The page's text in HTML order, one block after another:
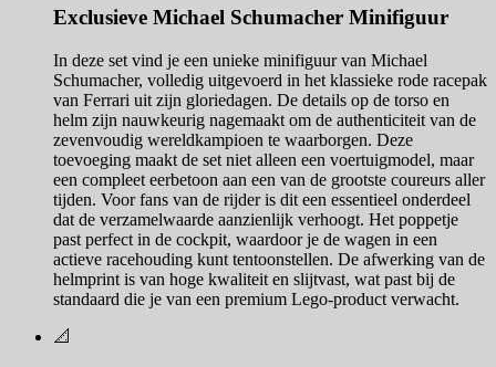
Exclusieve Michael Schumacher Minifiguur
In deze set vind je een unieke minifiguur van Michael
Schumacher, volledig uitgevoerd in het klassieke rode racepak
van Ferrari uit zijn gloriedagen. De details op de torso en
helm zijn nauwkeurig nagemaakt om de authenticiteit van de
zevenvoudig wereldkampioen te waarborgen. Deze
toevoeging maakt de set niet alleen een voertuigmodel, maar
een compleet eerbetoon aan een van de grootste coureurs aller
tijden. Voor fans van de rijder is dit een essentieel onderdeel
dat de verzamelwaarde aanzienlijk verhoogt. Het poppetje
past perfect in de cockpit, waardoor je de wagen in een
actieve racehouding kunt tentoonstellen. De afwerking van de
helmprint is van hoge kwaliteit en slijtvast, wat past bij de
standaard die je van een premium Lego-product verwacht.
📐